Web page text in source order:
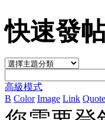
快速發
高級模式
B Color Image Link Quote